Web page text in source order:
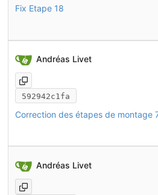
Fix Etape 18
Andréas Livet
592942c1fa
Correction des étapes de montage
Andréas Livet